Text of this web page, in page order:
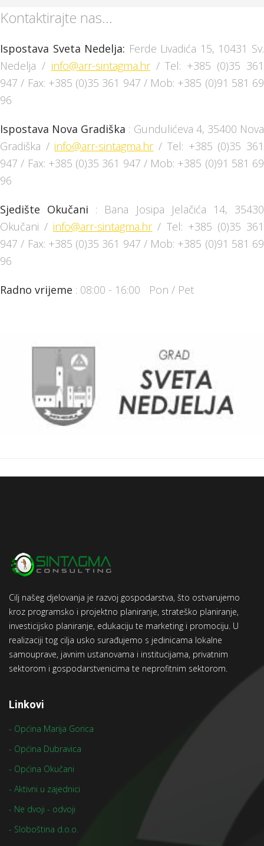
Kontaktirajte nas...
Ispostava Sveta Nedelja: Ferde Livadića 15, 10431 Sv.
Nedelja / info@arr-sintagma.hr/ Tel: +385 (0)35 361
947 / Fax: +385 (0)35 361 947 / Mob: +385 (0)91 581 69
96
Ispostava Nova Gradiška : Gundulićeva 4, 35400 Nova
Gradiška / info@arr-sintagma.hr/ Tel: +385 (0)35 361
947 / Fax: +385 (0)35 361 947 / Mob: +385 (0)91 581 69
96
Sjedište Okučani : Bana Josipa Jelačića 14, 35430
Okučani / info@arr-sintagma.hr/ Tel: +385 (0)35 361
947 / Fax: +385 (0)35 361 947 / Mob: +385 (0)91 581 69
96
Radno vrijeme : 08:00 - 16:00 Pon / Pet
Cilj našeg djelovanja je razvoj gospodarstva, što ostvarujemo
kroz programsko i projektno planiranje, strateško planiranje,
investicijsko planiranje, edukaciju te marketing i promociju. U
realizaciji tog cilja usko surađujemo s jedinicama lokalne
samouprave, javnim ustanovama i institucijama, privatnim
sektorom i gospodarstvenicima te neprofitnim sektorom.
Linkovi
- Općina Marija Gorica
- Općina Dubravica
- Općina Okučani
- Aktivni u zajednici
- Ne dvoji - odvoji
- Sloboština d.o.o.